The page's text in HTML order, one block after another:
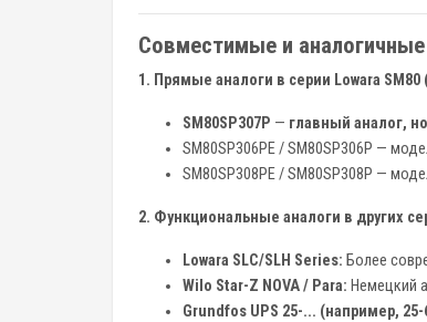
Совместимые и
1. Прямые аналоги в серии Lowara
SM80SP307P — главный аналог,
SM80SP306PE / SM80SP306P —
SM80SP308PE / SM80SP308P —
2. Функциональные аналоги в других
Lowara SLC/SLH Series: Более
Wilo Star-Z NOVA / Para: Немецкий
Grundfos UPS 25-... (например, 25-